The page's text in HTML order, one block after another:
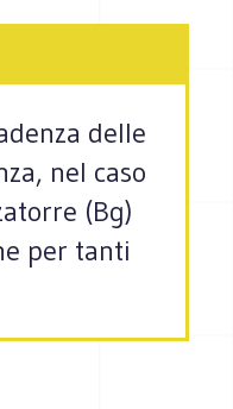
delle
nel caso
(Bg)
per tanti